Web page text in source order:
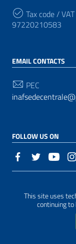
This site uses
continuing
Tax code /
97220210583
EMAIL CONTACTS
PEC
FOLLOW US ON
ItaliaWP2
|